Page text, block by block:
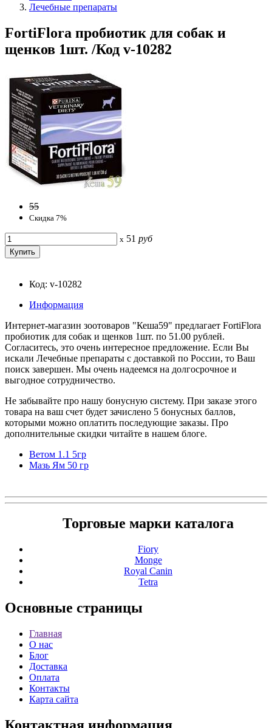
Лечебные препараты
FortiFlora пробиотик для собак и
щенков 1шт. /Код v-10282
55
Скидка 7%
x 51 руб
Код: v-10282
Информация
Интернет-магазин зоотоваров "Кеша59" предлагает FortiFlora
пробиотик для собак и щенков 1шт. по 51.00 рублей.
Согласитесь, это очень интересное предложение. Если Вы
искали Лечебные препараты с доставкой по России, то Ваш
поиск завершен. Мы очень надеемся на долгосрочное и
выгодное сотрудничество.
Не забывайте про нашу бонусную систему. При заказе этого
товара на ваш счет будет зачислено 5 бонусных баллов,
которыми можно оплатить последующие заказы. Про
дополнительные скидки читайте в нашем блоге.
Ветом 1.1 5гр
Мазь Ям 50 гр
Торговые марки каталога
Fiory
Monge
Royal Canin
Tetra
Основные страницы
Главная
О нас
Блог
Доставка
Оплата
Контакты
Карта сайта